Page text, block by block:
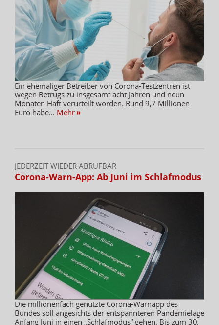
Ein ehemaliger Betreiber von Corona-Testzentren ist
wegen Betrugs zu insgesamt acht Jahren und neun
Monaten Haft verurteilt worden. Rund 9,7 Millionen
Euro habe... Mehr »
JEDERZEIT WIEDER ABRUFBAR
Corona-Warn-App: Ab Juni im Schlafmodus
Die millionenfach genutzte Corona-Warnapp des
Bundes soll angesichts der entspannteren Pandemielage
Anfang Juni in einen „Schlafmodus“ gehen. Bis zum 30.